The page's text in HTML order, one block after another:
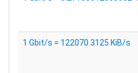
1 Gbit/s = 122070.3125 KiB/s